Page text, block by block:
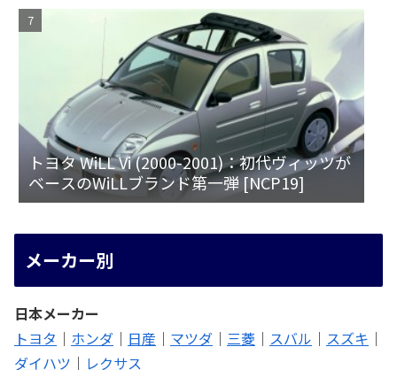
トヨタ WiLL Vi (2000-2001)：初代ヴィッツが
ベースのWiLLブランド第一弾 [NCP19]
メーカー別
日本メーカー
トヨタ ｜ ホンダ ｜ 日産 ｜ マツダ ｜ 三菱 ｜ スバル ｜ スズキ ｜
ダイハツ ｜ レクサス